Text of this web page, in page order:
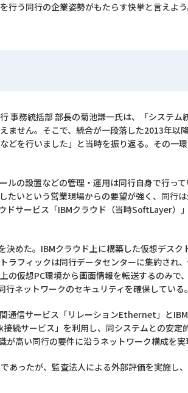
う同行の企業姿勢がもたらす快挙と言えよう
事務統括部 部長の菊池謙一氏は、「システム
ません。そこで、統合が一段落した2013年以
どを行いました」と当時を振り返る。その一
の設置などの管理・運用は同行自身で行って
たいという営業現場からの要望が強く、同行
ドサービス「IBMクラウド（当時SoftLayer）
めた。IBMクラウド上に構築した仮想デスク
ラフィックは同行データセンターに集約され
仮想PC環境から画面情報を転送するのみで
ネットワークのセキュリティを確保している。
通信サービス「リレーションEthernet」と
続サービス」を利用し、同システムとの安定
高い同行の要件に沿うネットワーク構成を実
あったが、監査法人による外部評価を実施し